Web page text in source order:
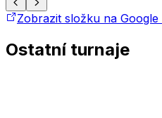
Zobrazit složku na Google
Ostatní turnaje